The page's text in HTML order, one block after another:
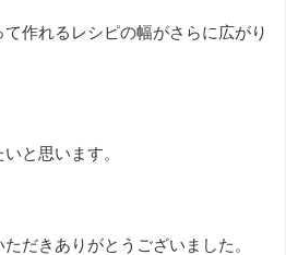
作れるレシピの幅がさらに広がり
と思います。
だきありがとうございました。